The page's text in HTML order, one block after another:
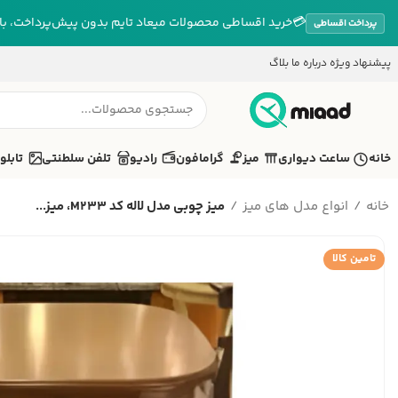
پرداخت اقساطی 💳خرید اقساطی محصولات میعاد تایم بدون پیش‌پرداخت،
پیشنهاد ویژه درباره ما بلاگ
خانه ساعت دیواری میز گرامافون رادیو تلفن سلطنتی تابلو
خانه انواع مدل های میز میز چوبی مدل لاله کد M233، میز...
تامین کالا